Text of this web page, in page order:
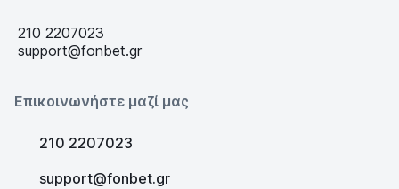
210 2207023
support@fonbet.gr
Επικοινωνήστε μαζί μας
210 2207023
support@fonbet.gr